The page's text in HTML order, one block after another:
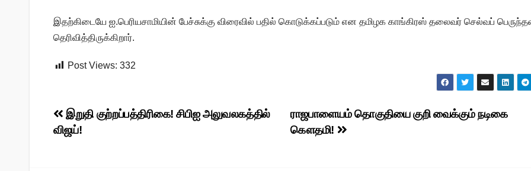
இதற்கிடையே ஐ.பெரியசாமியின் பேச்சுக்கு விரைவில் பதில் கொடுக்கப்படும் என தமிழக காங்கிரஸ் தலைவர் செல்வப்
தெரிவித்திருக்கிறார்.
Post Views: 332
Post
navigation
ராஜபாளையம் தொகுதியை குறி வைக்கும் நடிகை
கௌதமி!
இறுதி குற்றப்பத்திரிகை! சிபிஐ அலுவலகத்தில்
விஜய்!